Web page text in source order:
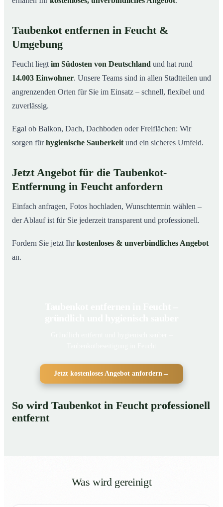
Taubenkot entfernen in Feucht &
Umgebung
Feucht liegt im Südosten von Deutschland und hat rund
14.003 Einwohner. Unsere Teams sind in allen Stadtteilen und
angrenzenden Orten für Sie im Einsatz – schnell, flexibel und
zuverlässig.
Egal ob Balkon, Dach, Dachboden oder Freiflächen: Wir
sorgen fürhygienische Sauberkeit und ein sicheres Umfeld.
Jetzt Angebot für die Taubenkot-
Entfernung in Feucht anfordern
Einfach anfragen, Fotos hochladen, Wunschtermin wählen –
der Ablauf ist für Sie jederzeit transparent und professionell.
Fordern Sie jetzt Ihrkostenloses & unverbindliches Angebot
an.
Jetzt kostenloses Angebot anfordern→
So wird Taubenkot in Feucht professionell
entfernt
Was wird gereinigt